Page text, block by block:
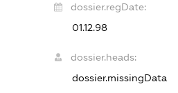
dossier.regDate:
01.12.98
dossier.heads:
dossier.missingData